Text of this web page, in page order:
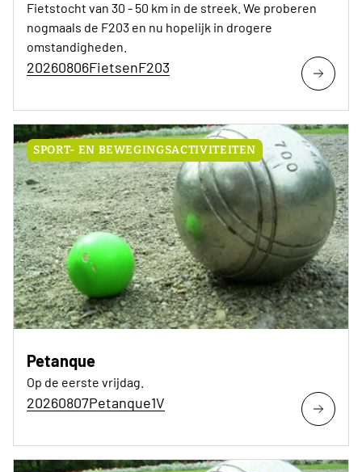
Fietstocht van 30 - 50 km in de streek. We proberen
nogmaals de F203 en nu hopelijk in drogere
omstandigheden.
20260806FietsenF203
SPORT- EN BEWEGINGSACTIVITEITEN
Petanque
Op de eerste vrijdag.
20260807Petanque1V